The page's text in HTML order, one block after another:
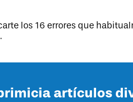
los 16 errores que
artículos